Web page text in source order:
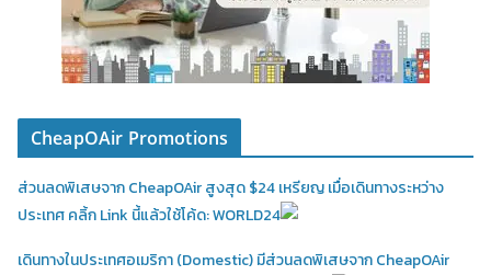
CheapOAir Promotions
ส่วนลดพิเสษจาก CheapOAir สูงสุด $24 เหรียญ เมื่อเดินทางระหว่าง
ประเทศ คลิ้ก Link นี้แล้วใช้โค้ด: WORLD24
เดินทางในประเทศอเมริกา (Domestic)มีส่วนลดพิเสษจาก CheapOAir